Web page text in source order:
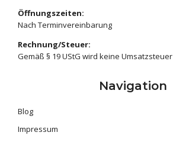
Öffnungszeiten:
Nach Terminvereinbarung
Rechnung/Steuer:
Gemäß § 19 UStG wird keine
Navigation
Blog
Impressum